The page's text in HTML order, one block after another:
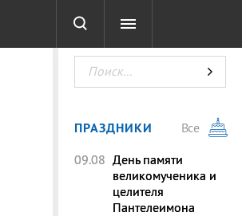
ТЕСТЫ
ПРАЗДНИКИ
Все
09.08 День памяти
великомученика и
целителя
Пантелеимона